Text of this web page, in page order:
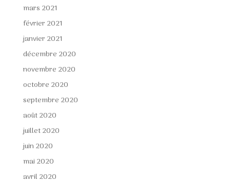
mars 2021
février 2021
janvier 2021
décembre 2020
novembre 2020
octobre 2020
septembre 2020
août 2020
juillet 2020
juin 2020
mai 2020
avril 2020